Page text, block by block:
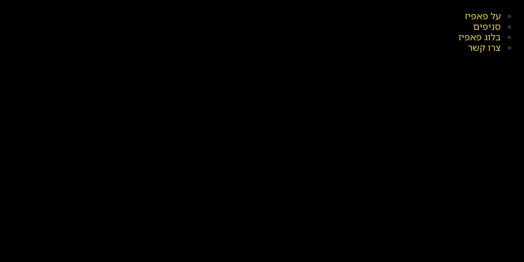
על פאפיז
סניפים
בלוג פאפיז
צרו קשר